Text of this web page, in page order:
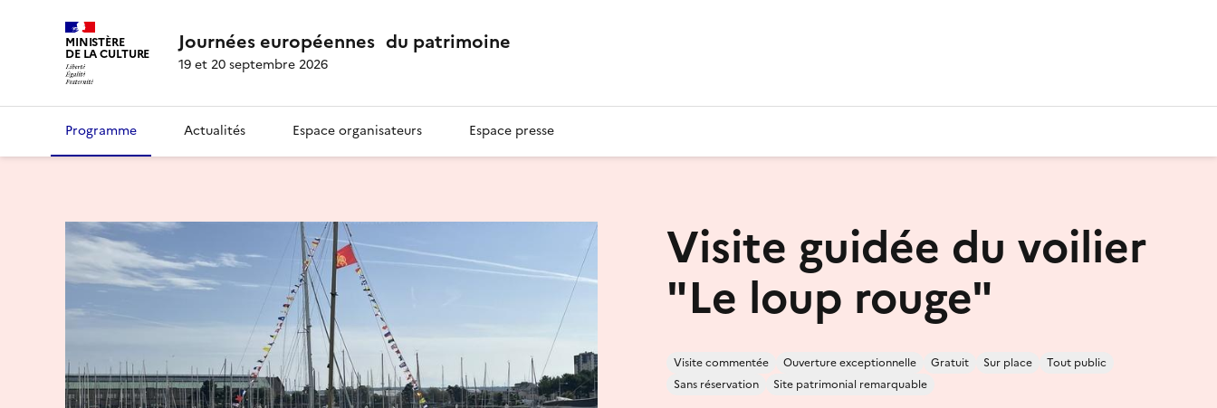
MINISTÈRE
DE LA CULTURE Journées européennes du patrimoine
19 et 20 septembre 2026
Programme Actualités Espace organisateurs Espace presse
Visite guidée du voilier
"Le loup rouge"
Visite commentée Ouverture exceptionnelle Gratuit Sur place
Tout public
Sans réservation
Site patrimonial remarquable